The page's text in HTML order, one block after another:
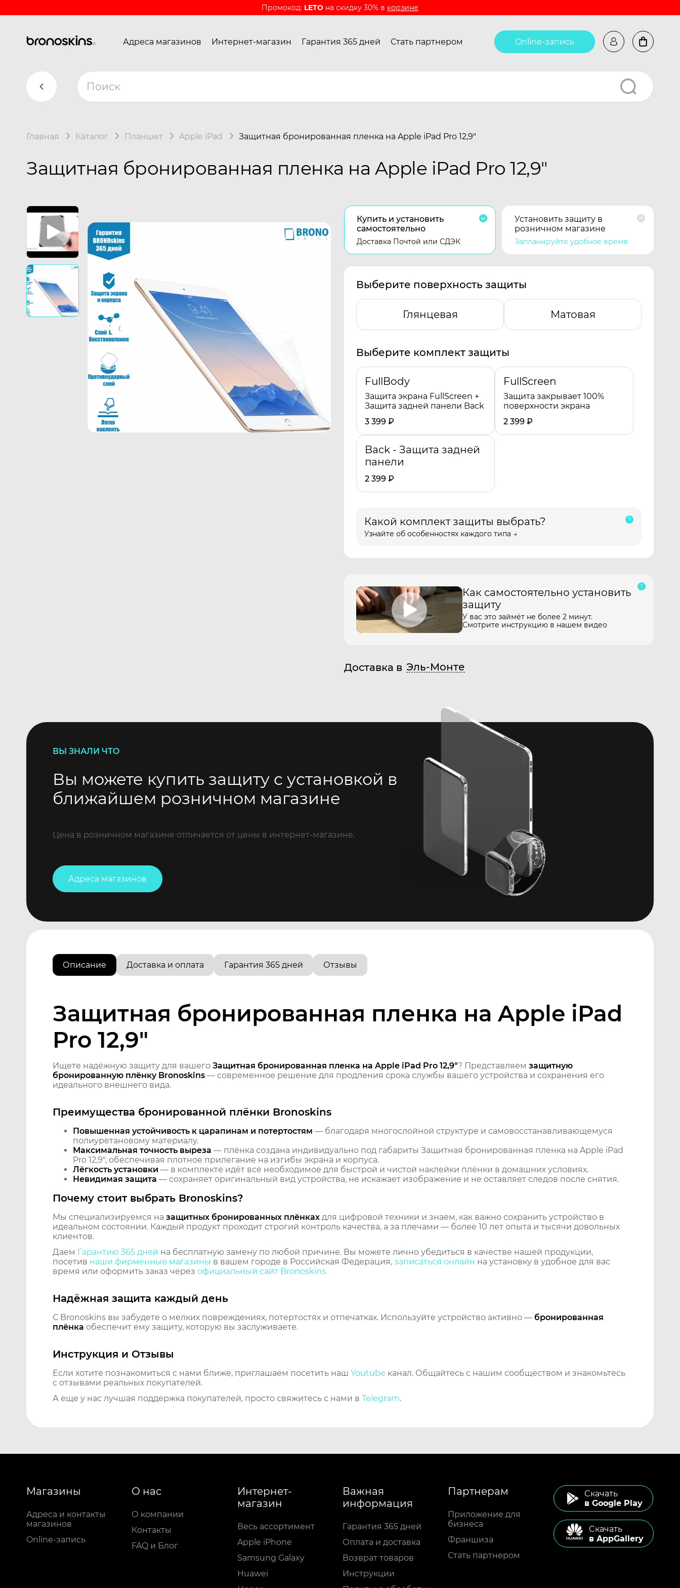
Промокод: LETO на скидку 30% в корзине
Адреса магазинов Интернет-магазин Гарантия 365 дней Стать партнером Online-запись
Главная Каталог Планшет Apple iPad Защитная бронированная пленка на Apple iPad Pro 12,9"
Защитная бронированная пленка на Apple iPad Pro 12,9"
Купить и установить
самостоятельно
Доставка Почтой или СДЭК
Установить защиту в
розничном магазине
Запланируйте удобное время
Выберите поверхность защиты
Глянцевая Матовая
Выберите комплект защиты
FullBody
Защита экрана FullScreen +
Защита задней панели Back
3 399 ₽
FullScreen
Защита закрывает 100%
поверхности экрана
2 399 ₽
Back - Защита задней
панели
2 399 ₽
Какой комплект защиты выбрать?
Узнайте об особенностях каждого типа →
Как самостоятельно установить
защиту
У вас это займёт не более 2 минут.
Смотрите инструкцию в нашем видео
Доставка в Эль-Монте
ВЫ ЗНАЛИ ЧТО
Вы можете купить защиту с установкой в
ближайшем розничном магазине
Цена в розничном магазине отличается от цены в интернет-магазине.
Адреса магазинов
Описание Доставка и оплата Гарантия 365 дней Отзывы
Защитная бронированная пленка на Apple iPad
Pro 12,9"
Ищете надёжную защиту для вашего Защитная бронированная пленка на Apple iPad Pro 12,9"? Представляем защитную
бронированную плёнку Bronoskins — современное решение для продления срока службы вашего устройства и сохранения его
идеального внешнего вида.
Преимущества бронированной плёнки Bronoskins
Повышенная устойчивость к царапинам и потертостям — благодаря многослойной структуре и самовосстанавливающемуся
полиуретановому материалу.
Максимальная точность выреза — плёнка создана индивидуально под габариты Защитная бронированная пленка на Apple iPad
Pro 12,9", обеспечивая плотное прилегание на изгибы экрана и корпуса.
Лёгкость установки — в комплекте идёт всё необходимое для быстрой и чистой наклейки плёнки в домашних условиях.
Невидимая защита — сохраняет оригинальный вид устройства, не искажает изображение и не оставляет следов после снятия.
Почему стоит выбрать Bronoskins?
Мы специализируемся на защитных бронированных плёнках для цифровой техники и знаем, как важно сохранить устройство в
идеальном состоянии. Каждый продукт проходит строгий контроль качества, а за плечами — более 10 лет опыта и тысячи довольных
клиентов.
Даем Гарантию 365 дней на бесплатную замену по любой причине. Вы можете лично убедиться в качестве нашей продукции,
посетив наши фирменные магазины в вашем городе в Российская Федерация, записаться онлайн на установку в удобное для вас
время или оформить заказ через официальный сайт Bronoskins
Надёжная защита каждый день
С Bronoskins вы забудете о мелких повреждениях, потертостях и отпечатках. Используйте устройство активно — бронированная
плёнка обеспечит ему защиту, которую вы заслуживаете.
Инструкция и Отзывы
Если хотите познакомиться с нами ближе, приглашаем посетить наш Youtube канал. Общайтесь с нашим сообществом и знакомьтесь
с отзывами реальных покупателей.
А еще у нас лучшая поддержка покупателей, просто свяжитесь с нами в Telegram.
Магазины
Адреса и контакты
магазинов
Online-запись
О нас
О компании
Контакты
FAQ и Блог
Интернет-
магазин
Весь ассортимент
Apple iPhone
Samsung Galaxy
Huawei
Важная
информация
Гарантия 365 дней
Оплата и доставка
Возврат товаров
Инструкции
Партнерам
Приложение для
бизнеса
Франшиза
Стать партнером
Cкачать
в Google Play
Cкачать
в AppGallery